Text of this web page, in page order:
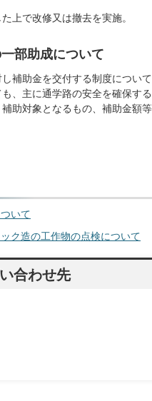
で改修又は撤去を実施。
部助成について
補助金を交付する制度につい
、主に通学路の安全を確保す
助対象となるもの、補助金額
いて
ク造の工作物の点検について
合わせ先